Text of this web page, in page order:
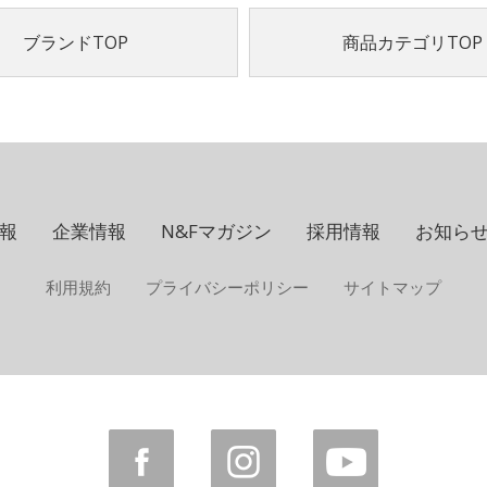
ブランドTOP 商品カテゴリTOP
企業情報 N&Fマガジン 採用情報 お知ら
利用規約 プライバシーポリシー サイトマップ